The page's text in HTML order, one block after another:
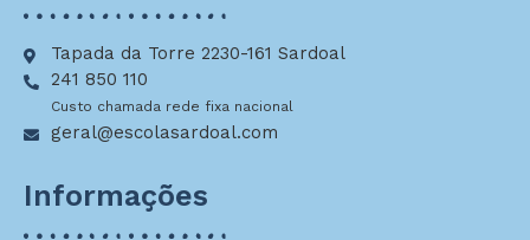
Tapada da Torre 2230-161 Sardoal
241 850 110
Custo chamada rede fixa nacional
geral@escolasardoal.com
Informações